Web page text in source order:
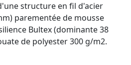
structure en fil d'acier
parementée de mousse
Bultex (dominante 38
de polyester 300 g/m2.